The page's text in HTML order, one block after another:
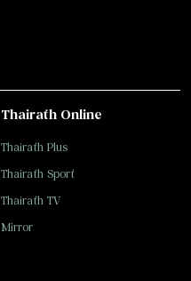
Thairath Online
Thairath Plus
Thairath Sport
Thairath TV
Mirror